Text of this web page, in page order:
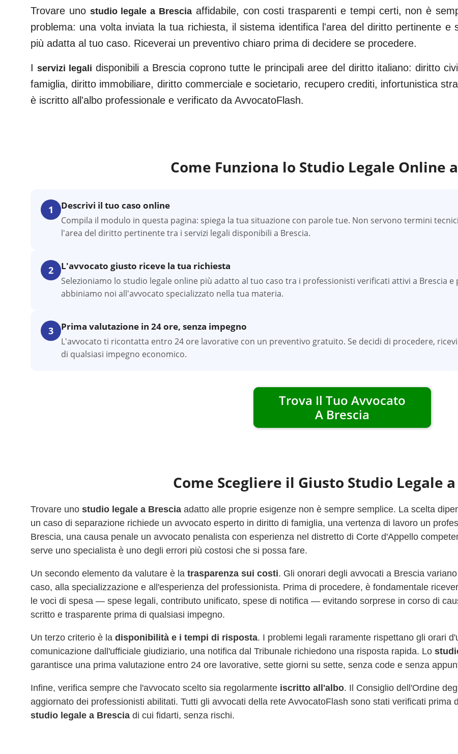
Trovare uno studio legale a Brescia affidabile, con costi trasparenti e tempi certi, non è
problema: una volta inviata la tua richiesta, il sistema identifica l'area del diritto pertinente e
più adatta al tuo caso. Riceverai un preventivo chiaro prima di decidere se procedere.
Iservizi legali disponibili a Bresciacoprono tutte le principali aree del diritto italiano: diritto
famiglia, diritto immobiliare, diritto commerciale e societario, recupero crediti, infortunistica
è iscritto all'albo professionale e verificato da AvvocatoFlash.
Come Funziona lo Studio Legale Online a
1 Descrivi il tuo caso online
Compila il modulo in questa pagina: spiega la tua situazione con parole tue. Non servono termini
l'area del diritto pertinente tra i servizi legali disponibili a Brescia.
2 L'avvocato giusto riceve la tua richiesta
Selezioniamo lo studio legale online più adatto al tuo caso tra i professionisti verificati attivi a Brescia
abbiniamo noi all'avvocato specializzato nella tua materia.
3 Prima valutazione in 24 ore, senza impegno
L'avvocato ti ricontatta entro 24 ore lavorative con un preventivo gratuito. Se decidi di procedere,
di qualsiasi impegno economico.
Trova Il Tuo Avvocato
A Brescia
Come Scegliere il Giusto Studio Legale a
Trovare uno studio legale a Brescia adatto alle proprie esigenze non è sempre semplice. La scelta
un caso di separazione richiede un avvocato esperto in diritto di famiglia, una vertenza di lavoro un
Brescia, una causa penale un avvocato penalista con esperienza nel distretto di Corte d'Appello
serve uno specialista è uno degli errori più costosi che si possa fare.
Un secondo elemento da valutare è la trasparenza sui costi. Gli onorari degli avvocati a Brescia
caso, alla specializzazione e all'esperienza del professionista. Prima di procedere, è fondamentale
le voci di spesa — spese legali, contributo unificato, spese di notifica — evitando sorprese in corso di
scritto e trasparente prima di qualsiasi impegno.
Un terzo criterio è la disponibilità e i tempi di risposta. I problemi legali raramente rispettano gli orari
comunicazione dall'ufficiale giudiziario, una notifica dal Tribunale richiedono una risposta rapida. Lo
garantisce una prima valutazione entro 24 ore lavorative, sette giorni su sette, senza code e senza
Infine, verifica sempre che l'avvocato scelto sia regolarmente iscritto all'albo. Il Consiglio dell'Ordine
aggiornato dei professionisti abilitati. Tutti gli avvocati della rete AvvocatoFlash sono stati verificati prima
studio legale a Brescia di cui fidarti, senza rischi.